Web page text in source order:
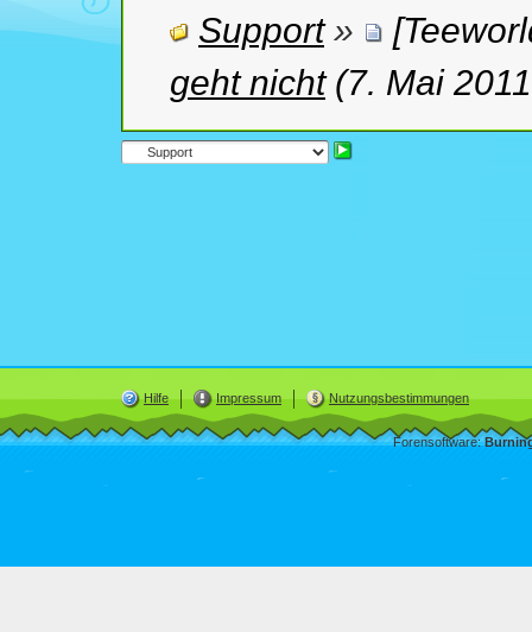
Support»
geht nicht (7. Mai
Hilfe Impressum Nutzungsbestimmungen
Forensoftware: